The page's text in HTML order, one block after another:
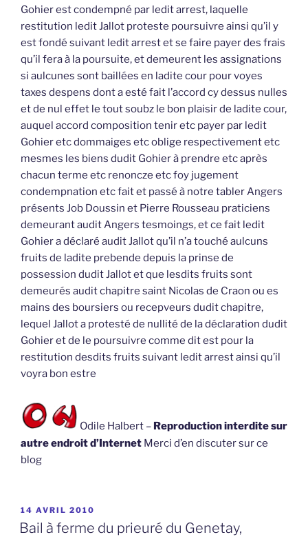
Gohier est condempné par ledit arrest, laquelle
restitution ledit Jallot proteste poursuivre ainsi qu’il y
est fondé suivant ledit arrest et se faire payer des frais
qu’il fera à la poursuite, et demeurent les assignations
si aulcunes sont baillées en ladite cour pour voyes
taxes despens dont a esté fait l’accord cy dessus nulles
et de nul effet le tout soubz le bon plaisir de ladite cour,
auquel accord composition tenir etc payer par ledit
Gohier etc dommaiges etc oblige respectivement etc
mesmes les biens dudit Gohier à prendre etc après
chacun terme etc renoncze etc foy jugement
condempnation etc fait et passé à notre tabler Angers
présents Job Doussin et Pierre Rousseau praticiens
demeurant audit Angers tesmoings, et ce fait ledit
Gohier a déclaré audit Jallot qu’il n’a touché aulcuns
fruits de ladite prebende depuis la prinse de
possession dudit Jallot et que lesdits fruits sont
demeurés audit chapitre saint Nicolas de Craon ou es
mains des boursiers ou recepveurs dudit chapitre,
lequel Jallot a protesté de nullité de la déclaration dudit
Gohier et de le poursuivre comme dit est pour la
restitution desdits fruits suivant ledit arrest ainsi qu’il
voyra bon estre
Odile Halbert – Reproduction interdite sur
autre endroit d’Internet Merci d’en discuter sur ce
blog
PUBLIÉ
LE
14 AVRIL 2010
Bail à ferme du prieuré du Genetay,